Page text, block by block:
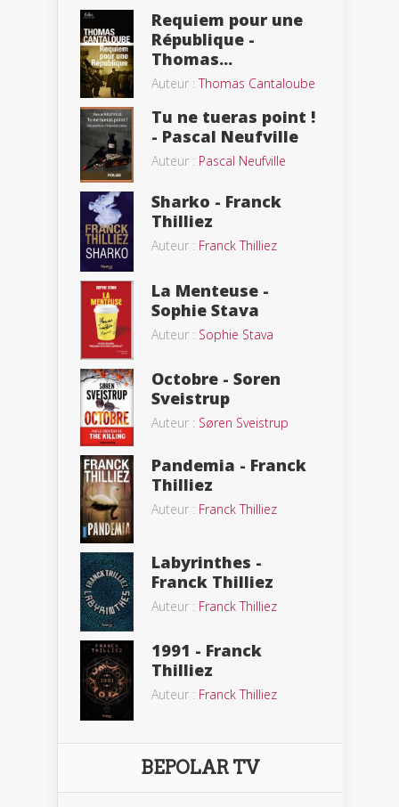
Requiem pour une
République -
Thomas...
Auteur :Thomas Cantaloube
Tu ne tueras point !
- Pascal Neufville
Auteur : Pascal Neufville
Sharko - Franck
Thilliez
Auteur : Franck Thilliez
La Menteuse -
Sophie Stava
Auteur : Sophie Stava
Octobre - Soren
Sveistrup
Auteur : Søren Sveistrup
Pandemia - Franck
Thilliez
Auteur : Franck Thilliez
Labyrinthes -
Franck Thilliez
Auteur : Franck Thilliez
1991 - Franck
Thilliez
Auteur : Franck Thilliez
BEPOLAR TV